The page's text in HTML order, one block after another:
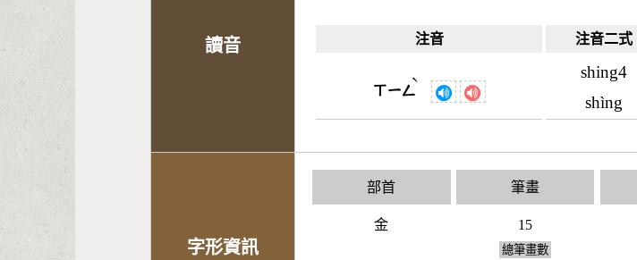
讀音
注音
注音二式
ㄒㄧㄥ
ˋ
shing4
shìng
字形資訊
部首
金
筆畫
15
總筆畫數